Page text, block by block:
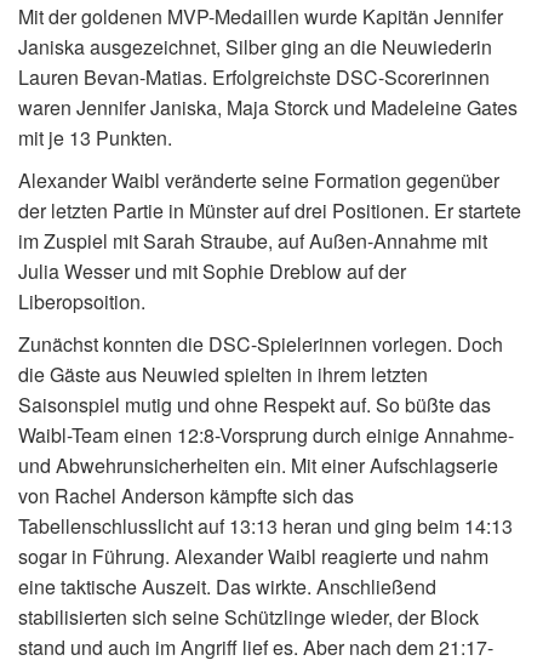
Mit der goldenen MVP-Medaillen wurde Kapitän Jennifer
Janiska ausgezeichnet, Silber ging an die Neuwiederin
Lauren Bevan-Matias. Erfolgreichste DSC-Scorerinnen
waren Jennifer Janiska, Maja Storck und Madeleine Gates
mit je 13 Punkten.
Alexander Waibl veränderte seine Formation gegenüber
der letzten Partie in Münster auf drei Positionen. Er startete
im Zuspiel mit Sarah Straube, auf Außen-Annahme mit
Julia Wesser und mit Sophie Dreblow auf der
Liberopsoition.
Zunächst konnten die DSC-Spielerinnen vorlegen. Doch
die Gäste aus Neuwied spielten in ihrem letzten
Saisonspiel mutig und ohne Respekt auf. So büßte das
Waibl-Team einen 12:8-Vorsprung durch einige Annahme-
und Abwehrunsicherheiten ein. Mit einer Aufschlagserie
von Rachel Anderson kämpfte sich das
Tabellenschlusslicht auf 13:13 heran und ging beim 14:13
sogar in Führung. Alexander Waibl reagierte und nahm
eine taktische Auszeit. Das wirkte. Anschließend
stabilisierten sich seine Schützlinge wieder, der Block
stand und auch im Angriff lief es. Aber nach dem 21:17-